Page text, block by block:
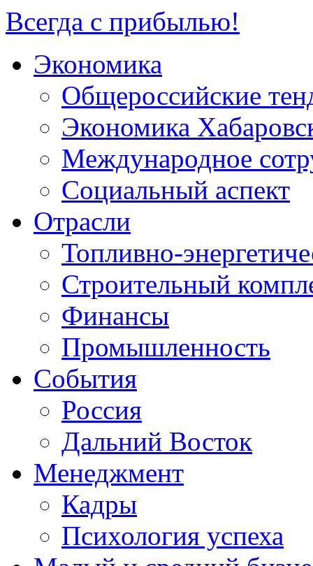
Всегда с прибылью!
Экономика
Общероссийские
Экономика
Международное
Социальный аспект
Отрасли
Топливно-
Строительный
Финансы
Промышленность
События
Россия
Дальний Восток
Менеджмент
Кадры
Психология успеха